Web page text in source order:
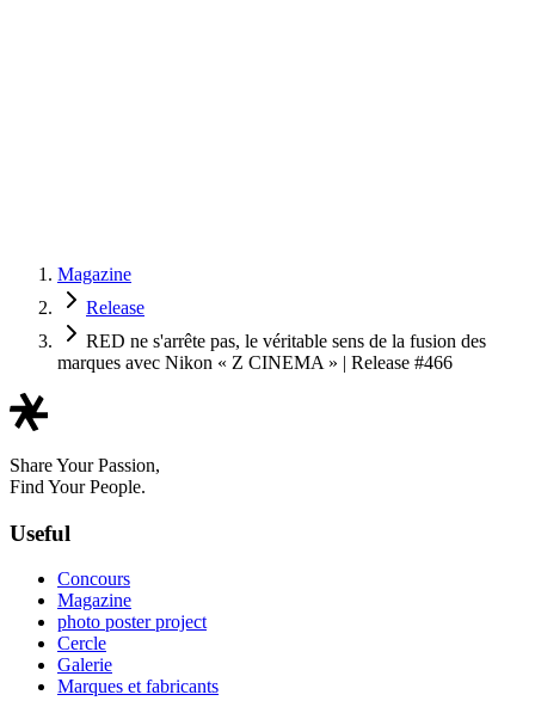
Magazine
Release
RED ne s'arrête pas, le véritable sens de la fusion des
marques avec Nikon « Z CINEMA » | Release #466
Share Your Passion,
Find Your People.
Useful
Concours
Magazine
photo poster project
Cercle
Galerie
Marques et fabricants